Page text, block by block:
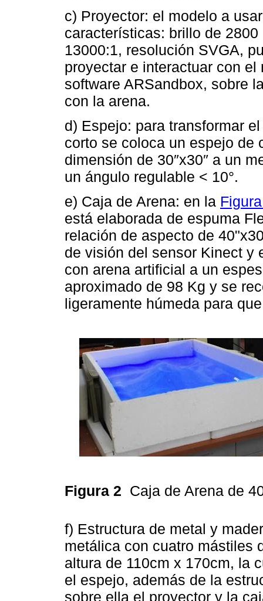
c) Proyector: el modelo a
características: brillo de
13000:1, resolución SVGA,
proyectar e interactuar con
software ARSandbox, sobre
con la arena.
d) Espejo: para transformar
corto se coloca un espejo de
dimensión de 30″x30″ a un
un ángulo regulable < 10°.
e) Caja de Arena: en la
está elaborada de espuma
relación de aspecto de
de visión del sensor Kinect y
con arena artificial a un
aproximado de 98 Kg y se
ligeramente húmeda para
Figura 2 Caja de Arena de
f) Estructura de metal y
metálica con cuatro mástiles
altura de 110cm x 170cm, la
el espejo, además de la
sobre ella el proyector y la